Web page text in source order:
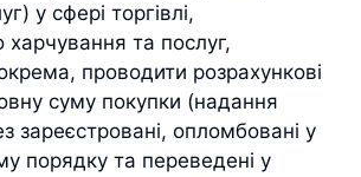
у сфері торгівлі,
харчування та послуг,
проводити розрахункові
суму покупки (надання
зареєстровані, опломбовані у
порядку та переведені у